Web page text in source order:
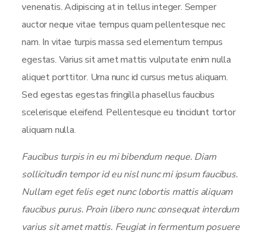
venenatis. Adipiscing at in tellus integer. Semper
auctor neque vitae tempus quam pellentesque nec
nam. In vitae turpis massa sed elementum tempus
egestas. Varius sit amet mattis vulputate enim nulla
aliquet porttitor. Urna nunc id cursus metus aliquam.
Sed egestas egestas fringilla phasellus faucibus
scelerisque eleifend. Pellentesque eu tincidunt tortor
aliquam nulla.
Faucibus turpis in eu mi bibendum neque. Diam
sollicitudin tempor id eu nisl nunc mi ipsum faucibus.
Nullam eget felis eget nunc lobortis mattis aliquam
faucibus purus. Proin libero nunc consequat interdum
varius sit amet mattis. Feugiat in fermentum posuere